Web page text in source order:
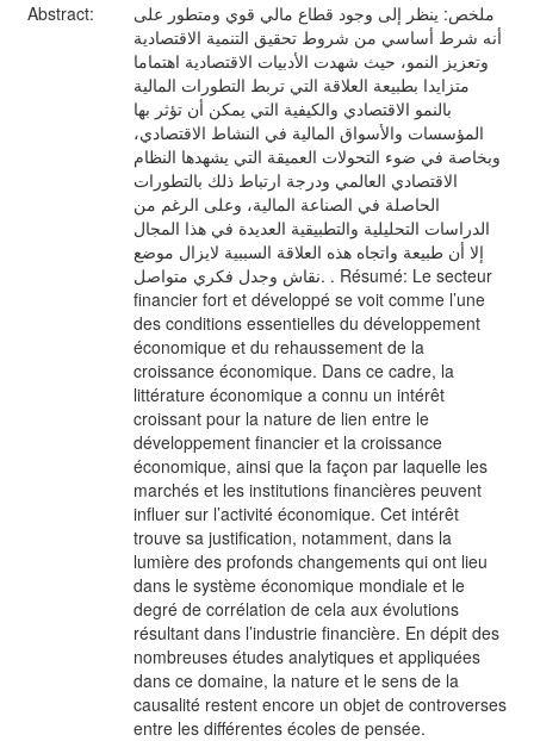
Abstract:
ملخص: ينظر إلى وجود قطاع مالي قوي ومتطور على
أنه شرط أساسي من شروط تحقيق التنمية الاقتصادية
وتعزيز النمو، حيث شهدت الأدبيات الاقتصادية اهتماما
متزايدا بطبيعة العلاقة التي تربط التطورات المالية
بالنمو الاقتصادي والكيفية التي يمكن أن تؤثر بها
المؤسسات والأسواق المالية في النشاط الاقتصادي،
وبخاصة في ضوء التحولات العميقة التي يشهدها النظام
الاقتصادي العالمي ودرجة ارتباط ذلك بالتطورات
الحاصلة في الصناعة المالية، وعلى الرغم من
الدراسات التحليلية والتطبيقية العديدة في هذا المجال
إلا أن طبيعة واتجاه هذه العلاقة السببية لايزال موضع
نقاش وجدل فكري متواصل. . Résumé: Le secteur
financier fort et développé se voit comme l’une
des conditions essentielles du développement
économique et du rehaussement de la
croissance économique. Dans ce cadre, la
littérature économique a connu un intérêt
croissant pour la nature de lien entre le
développement financier et la croissance
économique, ainsi que la façon par laquelle les
marchés et les institutions financières peuvent
influer sur l’activité économique. Cet intérêt
trouve sa justification, notamment, dans la
lumière des profonds changements qui ont lieu
dans le système économique mondiale et le
degré de corrélation de cela aux évolutions
résultant dans l’industrie financière. En dépit des
nombreuses études analytiques et appliquées
dans ce domaine, la nature et le sens de la
causalité restent encore un objet de controverses
entre les différentes écoles de pensée.